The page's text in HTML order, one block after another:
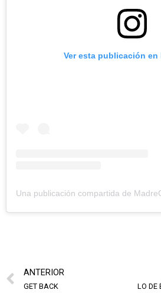
Ver esta publicación en
ANTERIOR
GET BACK LO DE